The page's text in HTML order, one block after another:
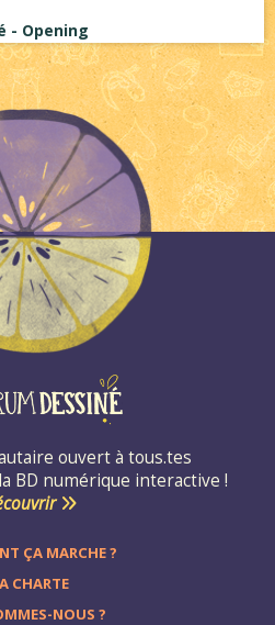
- Opening
ouvert à tous.tes
BD numérique interactive !
ÇA MARCHE ?
CHARTE
NOUS ?